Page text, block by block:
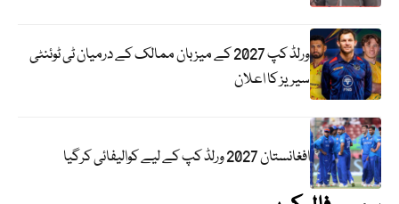
ورلڈ کپ 2027 کے میزبان ممالک کے درمیان ٹی ٹوئنٹی
سیریز کا اعلان
افغانستان 2027 ورلڈ کپ کے لیے کوالیفائی کرگیا